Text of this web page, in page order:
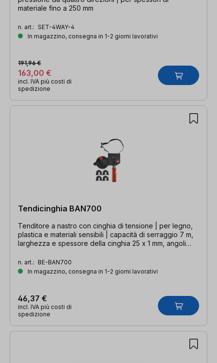
materiale fino a 250 mm
n. art.: SET-4WAY-4
In magazzino, consegna in 1-2 giorni lavorativi
163,00 €
191,96 €
incl. IVA più costi di
spedizione
Tendicinghia BAN700
Tenditore a nastro con cinghia di tensione | per legno,
plastica e materiali sensibili | capacità di serraggio 7 m,
larghezza e spessore della cinghia 25 x 1 mm, angoli
n. art.: BE-BAN700
In magazzino, consegna in 1-2 giorni lavorativi
46,37 €
incl. IVA più costi di
spedizione